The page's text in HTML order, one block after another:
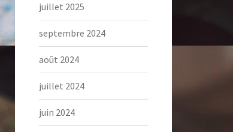
juillet 2025
septembre 2024
août 2024
juillet 2024
juin 2024